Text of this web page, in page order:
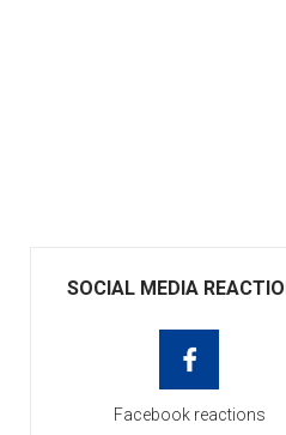
SOCIAL MEDIA
Facebook reactions